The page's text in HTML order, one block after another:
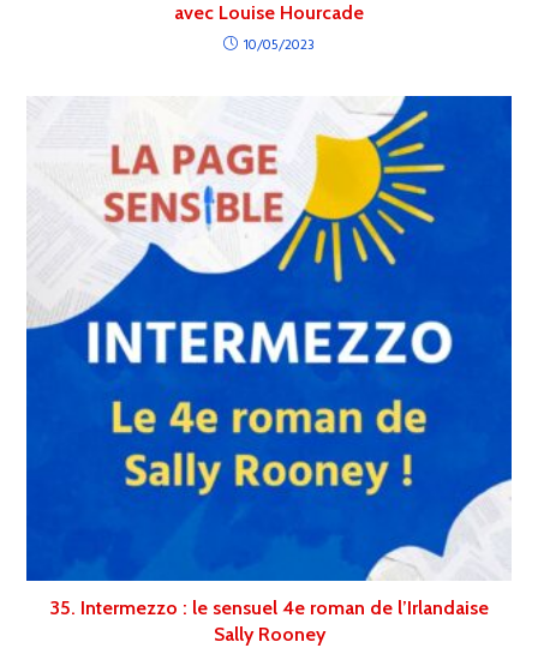
avec Louise Hourcade
10/05/2023
35. Intermezzo : le sensuel 4e roman de l’Irlandaise
Sally Rooney